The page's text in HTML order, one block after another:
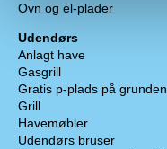
Ovn og el-plader
Udendørs
Anlagt have
Gasgrill
Gratis p-plads på grunden
Grill
Havemøbler
Udendørs bruser